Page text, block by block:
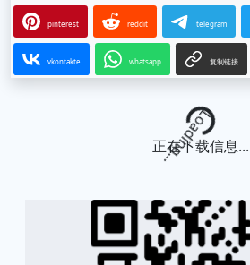
pinterest reddit telegram
vkontakte whatsapp 复制链接
Loading...
正在下载信息...